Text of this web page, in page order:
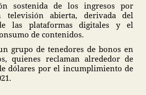
sostenida de los ingresos por
televisión abierta, derivada del
las plataformas digitales y el
de contenidos.
grupo de tenedores de bonos en
quienes reclaman alrededor de
dólares por el incumplimiento de